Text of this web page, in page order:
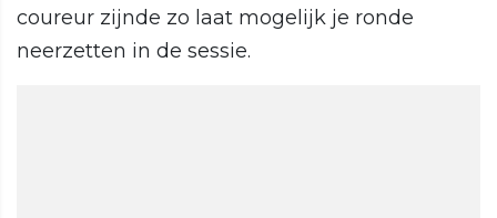
coureur zijnde zo laat mogelijk je ronde
neerzetten in de sessie.